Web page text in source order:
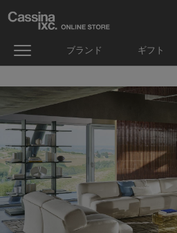
ブランド ギフト